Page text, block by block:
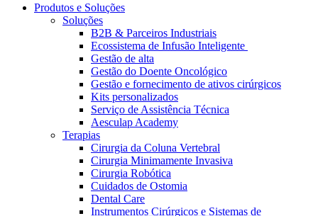
Catálogo de Produtos
Encontre o produto que procura. Visite o catálogo de produtos
da B. Braun com o nosso portfólio completo.
Centro de Inovação
Vamos impulsionar juntos a inovação na tecnologia médica.
Saiba mais sobre o nosso centro de inovação e apresente a sua
Produtos e Soluções
Soluções
B2B & Parceiros Industriais
Ecossistema de Infusão Inteligente
Gestão de alta
Gestão do Doente Oncológico
Gestão e fornecimento de ativos cirúrgicos
Kits personalizados
Serviço de Assistência Técnica
Aesculap Academy
Terapias
Cirurgia da Coluna Vertebral
Cirurgia Minimamente Invasiva
Cirurgia Robótica
Cuidados de Ostomia
Dental Care
Instrumentos Cirúrgicos e Sistemas de